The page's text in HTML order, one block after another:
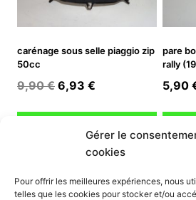
Gérer le
cookies
Pour offrir les meilleures expériences, nous
telles que les cookies pour stocker et/ou
carénage sous selle piaggio zip
50cc
9,90€ Le
initial
était :
9,90 €.
6,93 €
actuel
est :
6,93 €.
pare
rally
5,90
INFORMATION